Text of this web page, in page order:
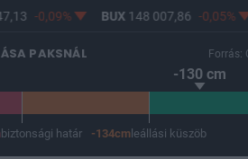
-0,09% BUX148 007,86 -0,05%
PAKSNÁL Forrás:
-130 cm
biztonsági határ -134cm leállási küszöb